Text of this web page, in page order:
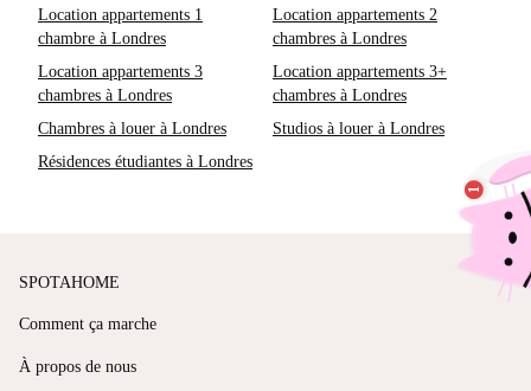
Location appartements 1
chambre à Londres
Location appartements 2
chambres à Londres
Location appartements 3
chambres à Londres
Location appartements 3+
chambres à Londres
Chambres à louer à Londres
Studios à louer à Londres
Résidences étudiantes à Londres
SPOTAHOME
Comment ça marche
À propos de nous